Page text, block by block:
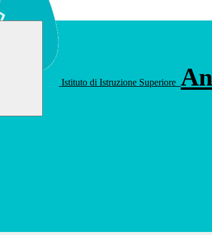
Istituto di Istruzione Superiore